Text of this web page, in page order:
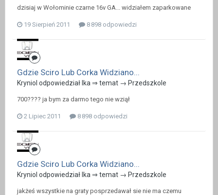
dzisiaj w Wołominie czarne 16v GA... widziałem zaparkowane
19 Sierpień 2011 8 898 odpowiedzi
Gdzie Sciro Lub Corka Widziano...
Kryniol odpowiedział Ika ⇒ temat → Przedszkole
700???? ja bym za darmo tego nie wziął
2 Lipiec 2011 8 898 odpowiedzi
Gdzie Sciro Lub Corka Widziano...
Kryniol odpowiedział Ika ⇒ temat → Przedszkole
jakżeś wszystkie na graty posprzedawał sie nie ma czemu